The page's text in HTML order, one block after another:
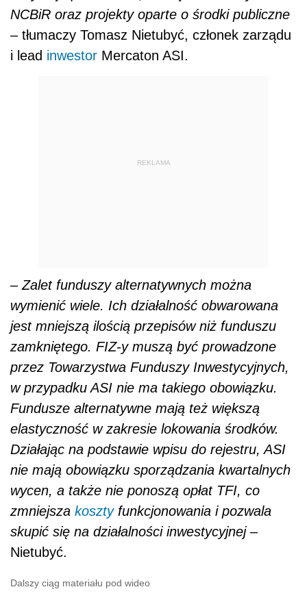
NCBiR oraz projekty oparte o środki publiczne
– tłumaczy Tomasz Nietubyć, członek zarządu
i lead inwestor Mercaton ASI.
REKLAMA
– Zalet funduszy alternatywnych można
wymienić wiele. Ich działalność obwarowana
jest mniejszą ilością przepisów niż funduszu
zamkniętego. FIZ-y muszą być prowadzone
przez Towarzystwa Funduszy Inwestycyjnych,
w przypadku ASI nie ma takiego obowiązku.
Fundusze alternatywne mają też większą
elastyczność w zakresie lokowania środków.
Działając na podstawie wpisu do rejestru, ASI
nie mają obowiązku sporządzania kwartalnych
wycen, a także nie ponoszą opłat TFI, co
zmniejsza kosztyfunkcjonowania i pozwala
skupić się na działalności inwestycyjnej –
Nietubyć.
Dalszy ciąg materiału pod wideo